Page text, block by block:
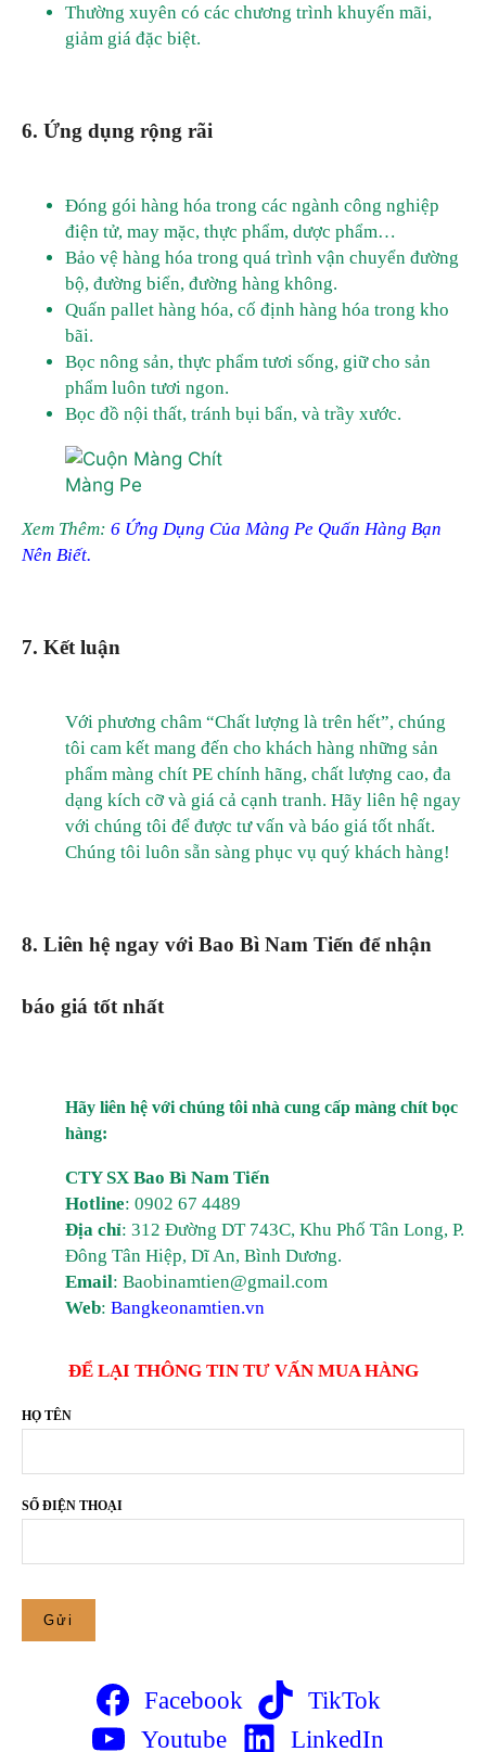
Thường xuyên có các chương trình khuyến mãi,
giảm giá đặc biệt.
6. Ứng dụng rộng rãi
Đóng gói hàng hóa trong các ngành công nghiệp
điện tử, may mặc, thực phẩm, dược phẩm…
Bảo vệ hàng hóa trong quá trình vận chuyển đường
bộ, đường biển, đường hàng không.
Quấn pallet hàng hóa, cố định hàng hóa trong kho
bãi.
Bọc nông sản, thực phẩm tươi sống, giữ cho sản
phẩm luôn tươi ngon.
Bọc đồ nội thất, tránh bụi bẩn, và trầy xước.
Màng Pe
Xem Thêm: 6 Ứng Dụng Của Màng Pe Quấn Hàng Bạn
Nên Biết.
7. Kết luận
Với phương châm “Chất lượng là trên hết”, chúng
tôi cam kết mang đến cho khách hàng những sản
phẩm màng chít PE chính hãng, chất lượng cao, đa
dạng kích cỡ và giá cả cạnh tranh. Hãy liên hệ ngay
với chúng tôi để được tư vấn và báo giá tốt nhất.
Chúng tôi luôn sẵn sàng phục vụ quý khách hàng!
8. Liên hệ ngay với Bao Bì Nam Tiến để nhận
báo giá tốt nhất
Hãy liên hệ với chúng tôi nhà cung cấp màng chít bọc
hàng:
CTY SX Bao Bì Nam Tiến
Hotline: 0902 67 4489
Địa chỉ: 312 Đường DT 743C, Khu Phố Tân Long, P.
Đông Tân Hiệp, Dĩ An, Bình Dương.
Email: Baobinamtien@gmail.com
Web: Bangkeonamtien.vn
ĐỂ LẠI THÔNG TIN TƯ VẤN MUA HÀNG
HỌ TÊN
SỐ ĐIỆN THOẠI
Facebook
TikTok
Youtube
LinkedIn